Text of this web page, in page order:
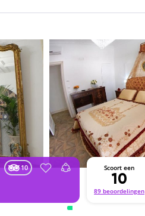
10 Scoort een
10
89 beoordelingen